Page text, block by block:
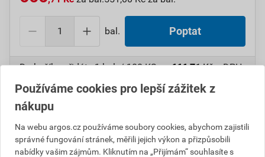
bal. Poptat
Do košíku přidáte1 bal. / 100 KSza666,71Kčs DPH
551,00 Kč bez DPH).
Číslo položky:
Používáme cookies pro lepší zážitek z
nákupu
Na webu argos.cz používáme soubory cookies, abychom zajistili
správné fungování stránek, měřili jejich výkon a přizpůsobili
nabídky vašim zájmům. Kliknutím na „Přijímám“ souhlasíte s